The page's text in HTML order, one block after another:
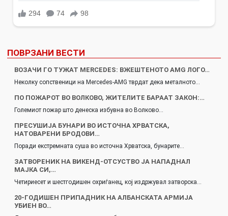
ПОВРЗАНИ ВЕСТИ
ВОЗАЧИ ГО ТУЖАТ MERCEDES: ВЖЕШТЕНОТО AMG ЛОГО…
Неколку сопственици на Mercedes-AMG тврдат дека металното…
ПО ПОЖАРОТ ВО ВОЛКОВО, ЖИТЕЛИТЕ БАРААТ ЗАКОН:…
Големиот пожар што денеска избувна во Волково…
ПРЕСУШИЈА БУНАРИ ВО ИСТОЧНА ХРВАТСКА,
НАТОВАРЕНИ БРОДОВИ…
Поради екстремната суша во источна Хрватска, бунарите…
ЗАТВОРЕНИК НА ВИКЕНД-ОТСУСТВО ЈА НАПАДНАЛ
МАЈКА СИ,…
Четириесет и шестгодишен охриѓанец, кој издржувал затворска…
20-ГОДИШЕН ПРИПАДНИК НА АЛБАНСКАТА АРМИЈА
УБИЕН ВО…